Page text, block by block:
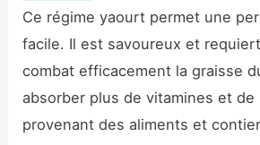
Ce régime yaourt permet une
facile. Il est savoureux et
combat efficacement la graisse
absorber plus de vitamines et de
provenant des aliments et